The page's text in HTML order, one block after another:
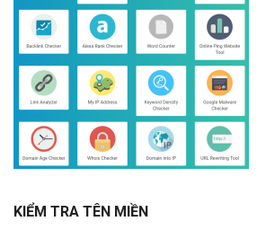
KIỂM TRA TÊN MIỀN